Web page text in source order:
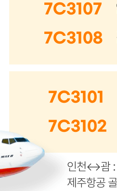
7C3107
7C3108
7C3101
7C3102
인천↔괌 :
제주항공